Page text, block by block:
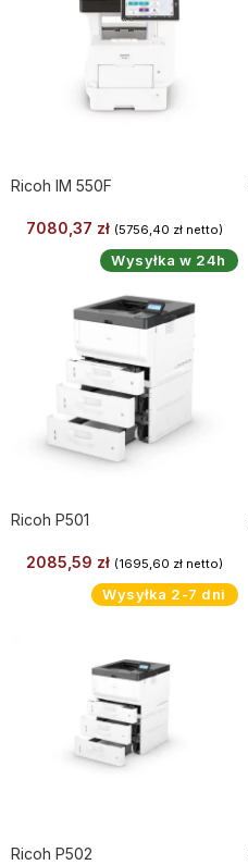
Ricoh IM 550F
7080,37 zł (5756,40 zł netto)
Wysyłka w 24h
Ricoh P501
2085,59 zł (1695,60 zł netto)
Wysyłka 2-7 dni
Ricoh P502